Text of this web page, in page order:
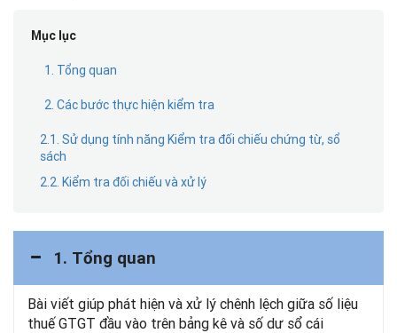
Mục lục
1. Tổng quan
2. Các bước thực hiện kiểm tra
2.1. Sử dụng tính năng Kiểm tra đối chiếu chứng từ, sổ
sách
2.2. Kiểm tra đối chiếu và xử lý
1. Tổng quan
Bài viết giúp phát hiện và xử lý chênh lệch giữa số liệu
thuế GTGT đầu vào trên bảng kê và số dư sổ cái